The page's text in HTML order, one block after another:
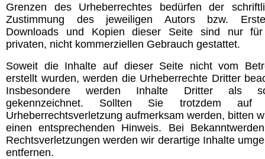
Grenzen des Urheberrechtes bedürfen der
Zustimmung des jeweiligen Autors bzw.
Downloads und Kopien dieser Seite sind nur
privaten, nicht kommerziellen Gebrauch gestattet.
Soweit die Inhalte auf dieser Seite nicht vom
erstellt wurden, werden die Urheberrechte Dritter
Insbesondere werden Inhalte Dritter als
gekennzeichnet. Sollten Sie trotzdem auf
Urheberrechtsverletzung aufmerksam werden, bitten
einen entsprechenden Hinweis. Bei
Rechtsverletzungen werden wir derartige Inhalte
entfernen.